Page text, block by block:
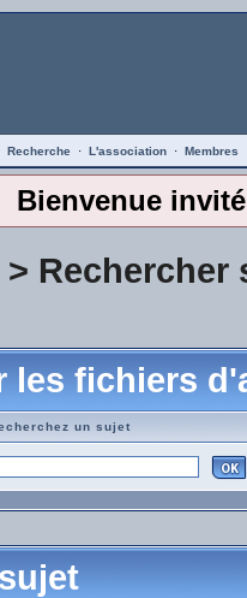
Recherche · L'association · Membres
Bienvenue invité
Rechercher
les fichiers
un sujet